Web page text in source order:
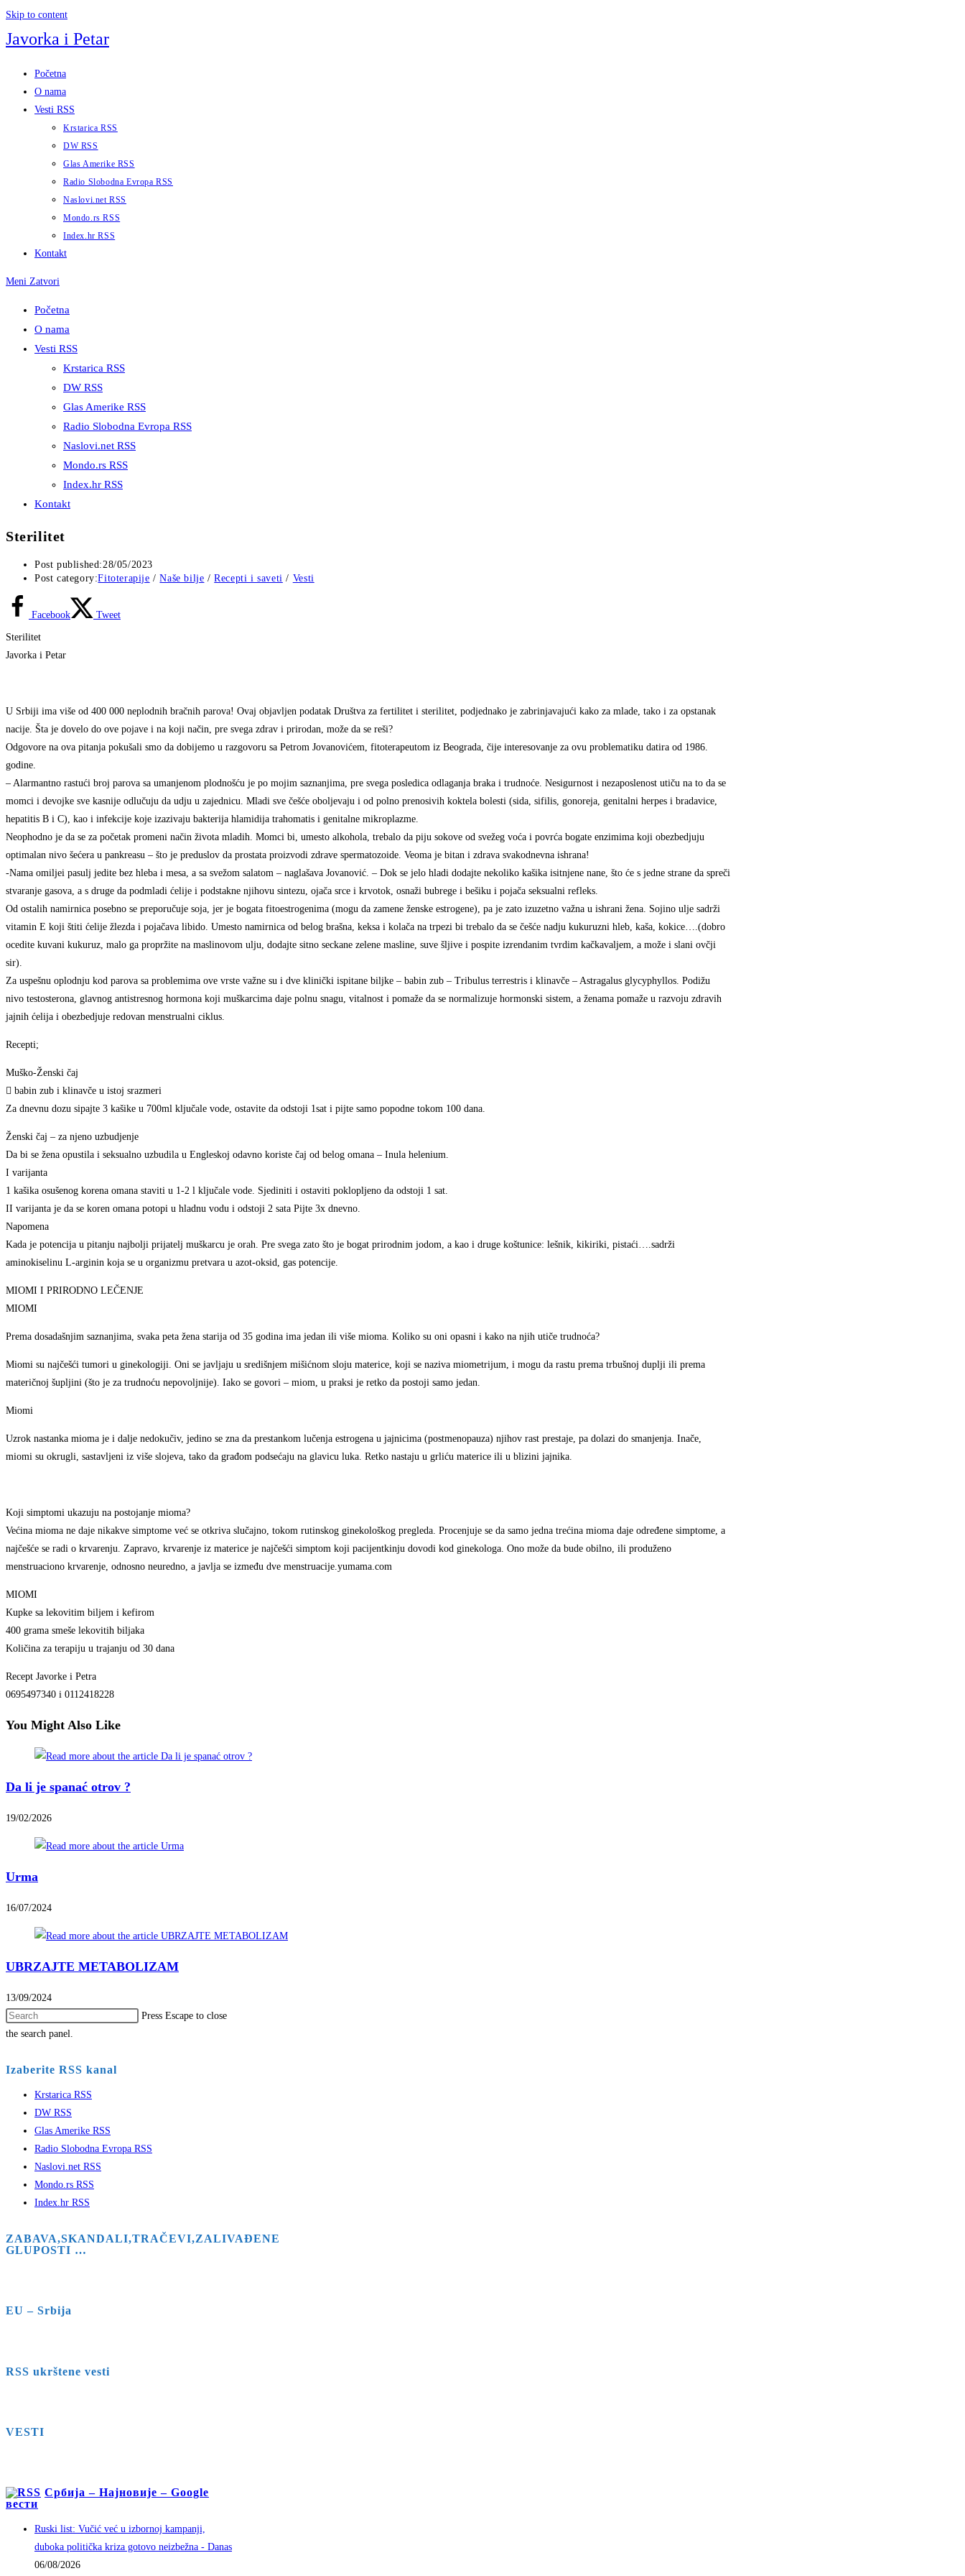
Skip to content
Javorka i Petar
Početna
O nama
Vesti RSS
Krstarica RSS
DW RSS
Glas Amerike RSS
Radio Slobodna Evropa RSS
Naslovi.net RSS
Mondo.rs RSS
Index.hr RSS
Kontakt
Meni Zatvori
Početna
O nama
Vesti RSS
Krstarica RSS
DW RSS
Glas Amerike RSS
Radio Slobodna Evropa RSS
Naslovi.net RSS
Mondo.rs RSS
Index.hr RSS
Kontakt
Sterilitet
Post published:28/05/2023
Post category:Fitoterapije / Naše bilje / Recepti i saveti / Vesti
Facebook Tweet
Sterilitet
Javorka i Petar
U Srbiji ima više od 400 000 neplodnih bračnih parova! Ovaj objavljen podatak Društva za fertilitet i sterilitet, podjednako je zabrinjavajući kako za mlade, tako i za opstanak
nacije. Šta je dovelo do ove pojave i na koji način, pre svega zdrav i prirodan, može da se reši?
Odgovore na ova pitanja pokušali smo da dobijemo u razgovoru sa Petrom Jovanovićem, fitoterapeutom iz Beograda, čije interesovanje za ovu problematiku datira od 1986.
godine.
– Alarmantno rastući broj parova sa umanjenom plodnošću je po mojim saznanjima, pre svega posledica odlaganja braka i trudnoće. Nesigurnost i nezaposlenost utiču na to da se
momci i devojke sve kasnije odlučuju da udju u zajednicu. Mladi sve češće oboljevaju i od polno prenosivih koktela bolesti (sida, sifilis, gonoreja, genitalni herpes i bradavice,
hepatitis B i C), kao i infekcije koje izazivaju bakterija hlamidija trahomatis i genitalne mikroplazme.
Neophodno je da se za početak promeni način života mladih. Momci bi, umesto alkohola, trebalo da piju sokove od svežeg voća i povrća bogate enzimima koji obezbedjuju
optimalan nivo šećera u pankreasu – što je preduslov da prostata proizvodi zdrave spermatozoide. Veoma je bitan i zdrava svakodnevna ishrana!
-Nama omiljei pasulj jedite bez hleba i mesa, a sa svežom salatom – naglašava Jovanović. – Dok se jelo hladi dodajte nekoliko kašika isitnjene nane, što će s jedne strane da spreči
stvaranje gasova, a s druge da podmladi ćelije i podstakne njihovu sintezu, ojača srce i krvotok, osnaži bubrege i bešiku i pojača seksualni refleks.
Od ostalih namirnica posebno se preporučuje soja, jer je bogata fitoestrogenima (mogu da zamene ženske estrogene), pa je zato izuzetno važna u ishrani žena. Sojino ulje sadrži
vitamin E koji štiti ćelije žlezda i pojačava libido. Umesto namirnica od belog brašna, keksa i kolača na trpezi bi trebalo da se češće nadju kukuruzni hleb, kaša, kokice….(dobro
ocedite kuvani kukuruz, malo ga propržite na maslinovom ulju, dodajte sitno seckane zelene masline, suve šljive i pospite izrendanim tvrdim kačkavaljem, a može i slani ovčji
sir).
Za uspešnu oplodnju kod parova sa problemima ove vrste važne su i dve klinički ispitane biljke – babin zub – Tribulus terrestris i klinavče – Astragalus glycyphyllos. Podižu
nivo testosterona, glavnog antistresnog hormona koji muškarcima daje polnu snagu, vitalnost i pomaže da se normalizuje hormonski sistem, a ženama pomaže u razvoju zdravih
jajnih ćelija i obezbedjuje redovan menstrualni ciklus.
Recepti;
Muško-Ženski čaj
 babin zub i klinavče u istoj srazmeri
Za dnevnu dozu sipajte 3 kašike u 700ml ključale vode, ostavite da odstoji 1sat i pijte samo popodne tokom 100 dana.
Ženski čaj – za njeno uzbudjenje
Da bi se žena opustila i seksualno uzbudila u Engleskoj odavno koriste čaj od belog omana – Inula helenium.
I varijanta
1 kašika osušenog korena omana staviti u 1-2 l ključale vode. Sjediniti i ostaviti poklopljeno da odstoji 1 sat.
II varijanta je da se koren omana potopi u hladnu vodu i odstoji 2 sata Pijte 3x dnevno.
Napomena
Kada je potencija u pitanju najbolji prijatelj muškarcu je orah. Pre svega zato što je bogat prirodnim jodom, a kao i druge koštunice: lešnik, kikiriki, pistaći….sadrži
aminokiselinu L-arginin koja se u organizmu pretvara u azot-oksid, gas potencije.
MIOMI I PRIRODNO LEČENJE
MIOMI
Prema dosadašnjim saznanjima, svaka peta žena starija od 35 godina ima jedan ili više mioma. Koliko su oni opasni i kako na njih utiče trudnoća?
Miomi su najčešći tumori u ginekologiji. Oni se javljaju u središnjem mišićnom sloju materice, koji se naziva miometrijum, i mogu da rastu prema trbušnoj duplji ili prema
materičnoj šupljini (što je za trudnoću nepovoljnije). Iako se govori – miom, u praksi je retko da postoji samo jedan.
Miomi
Uzrok nastanka mioma je i dalje nedokučiv, jedino se zna da prestankom lučenja estrogena u jajnicima (postmenopauza) njihov rast prestaje, pa dolazi do smanjenja. Inače,
miomi su okrugli, sastavljeni iz više slojeva, tako da građom podsećaju na glavicu luka. Retko nastaju u grliću materice ili u blizini jajnika.
Koji simptomi ukazuju na postojanje mioma?
Većina mioma ne daje nikakve simptome već se otkriva slučajno, tokom rutinskog ginekološkog pregleda. Procenjuje se da samo jedna trećina mioma daje određene simptome, a
najčešće se radi o krvarenju. Zapravo, krvarenje iz materice je najčešći simptom koji pacijentkinju dovodi kod ginekologa. Ono može da bude obilno, ili produženo
menstruaciono krvarenje, odnosno neuredno, a javlja se između dve menstruacije.yumama.com
MIOMI
Kupke sa lekovitim biljem i kefirom
400 grama smeše lekovitih biljaka
Količina za terapiju u trajanju od 30 dana
Recept Javorke i Petra
0695497340 i 0112418228
You Might Also Like
Da li je spanać otrov ?
19/02/2026
Urma
16/07/2024
UBRZAJTE METABOLIZAM
13/09/2024
Press Escape to close
the search panel.
Izaberite RSS kanal
Krstarica RSS
DW RSS
Glas Amerike RSS
Radio Slobodna Evropa RSS
Naslovi.net RSS
Mondo.rs RSS
Index.hr RSS
ZABAVA,SKANDALI,TRAČEVI,ZALIVAĐENE
GLUPOSTI …
EU – Srbija
RSS ukrštene vesti
VESTI
Србија – Најновије – Google
вести
Ruski list: Vučić već u izbornoj kampanji,
duboka politička kriza gotovo neizbežna - Danas
06/08/2026